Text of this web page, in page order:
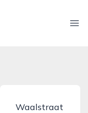
Waalstraat